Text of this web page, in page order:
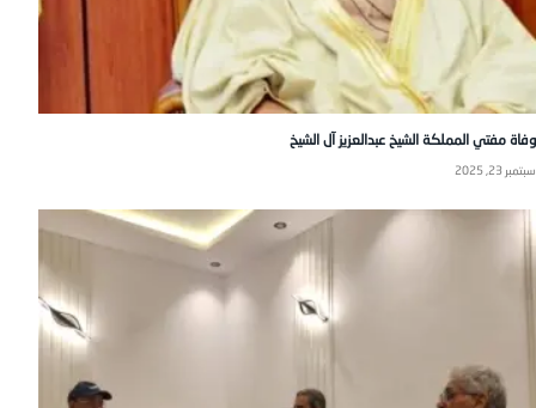
وفاة مفتي المملكة الشيخ عبدالعزيز آل الشيخ
سبتمبر 23, 2025